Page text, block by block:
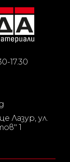
17.30
Лазур, ул.
1